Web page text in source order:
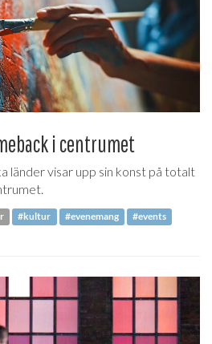
i centrumet
länder visar upp sin konst på totalt
#kultur #evenemang #events